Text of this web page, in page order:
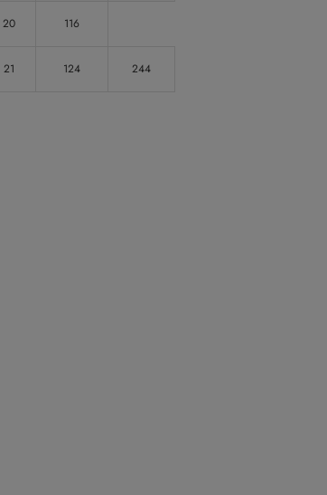
20 116
21 124 244